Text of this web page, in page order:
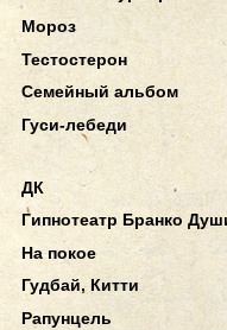
Мороз
Тестостерон
Семейный альбом
Гуси-лебеди
ДК
Гипнотеатр Бранко
На покое
Гудбай, Китти
Рапунцель